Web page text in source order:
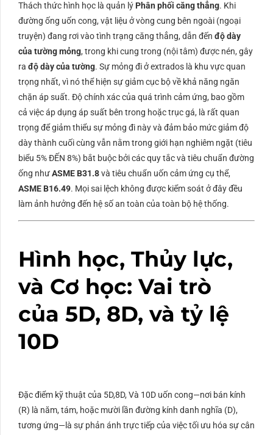
Thách thức hình học là quản lý Phân phối căng thẳng. Khi
đường ống uốn cong, vật liệu ở vòng cung bên ngoài (ngoại
truyện) đang rơi vào tình trạng căng thẳng, dẫn đến độ dày
của tường mỏng, trong khi cung trong (nội tâm) được nén, gây
ra độ dày của tường. Sự mỏng đi ở extrados là khu vực quan
trọng nhất, vì nó thể hiện sự giảm cục bộ về khả năng ngăn
chặn áp suất. Độ chính xác của quá trình cảm ứng, bao gồm
cả việc áp dụng áp suất bên trong hoặc trục gá, là rất quan
trọng để giảm thiểu sự mỏng đi này và đảm bảo mức giảm độ
dày thành cuối cùng vẫn nằm trong giới hạn nghiêm ngặt (tiêu
biểu 5%ĐẾN 8%) bắt buộc bởi các quy tắc và tiêu chuẩn đường
ống nhưASME B31.8và tiêu chuẩn uốn cảm ứng cụ thể,
ASME B16.49. Mọi sai lệch không được kiểm soát ở đây đều
làm ảnh hưởng đến hệ số an toàn của toàn bộ hệ thống.
Hình học, Thủy lực,
và Cơ học: Vai trò
của 5D, 8D, và tỷ lệ
10D
Đặc điểm kỹ thuật của 5D,8D, Và 10D uốn cong—nơi bán kính
(R) là năm, tám, hoặc mười lần đường kính danh nghĩa (D),
tương ứng—là sự phản ánh trực tiếp của việc tối ưu hóa sự cân